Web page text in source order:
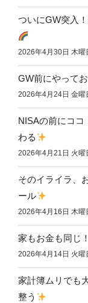
ついにGW突入
2026年4月30日 木曜
GW前にやって
2026年4月24日 金曜
NISAの前にココ
わる
2026年4月21日 火曜
そのイライラ、
ール
2026年4月16日 木曜
家もお金も同じ
2026年4月14日 火曜
家計簿ムリでも
整う